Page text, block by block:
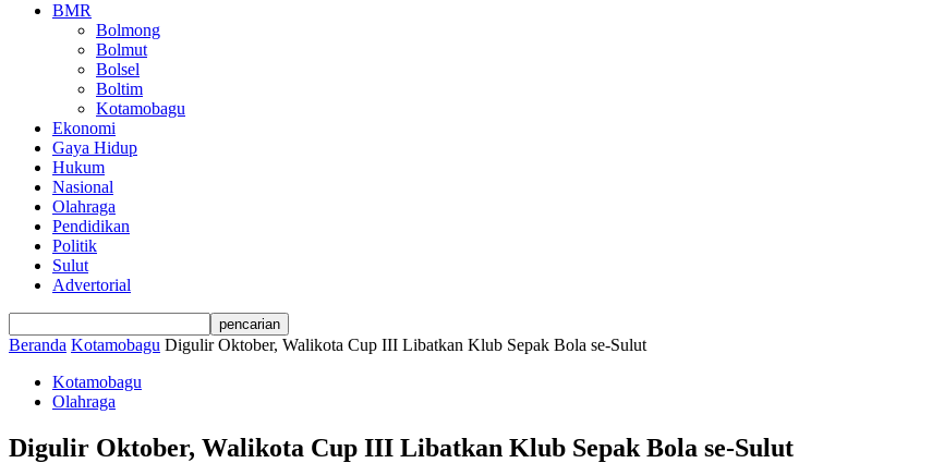
BMR
Bolmong
Bolmut
Bolsel
Boltim
Kotamobagu
Ekonomi
Gaya Hidup
Hukum
Nasional
Olahraga
Pendidikan
Politik
Sulut
Advertorial
Beranda Kotamobagu Digulir Oktober, Walikota Cup III Libatkan Klub Sepak Bola se-Sulut
Kotamobagu
Olahraga
Digulir Oktober, Walikota Cup III Libatkan Klub Sepak Bola se-Sulut